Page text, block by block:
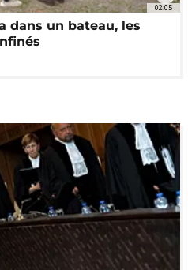
02:05
dans un bateau, les